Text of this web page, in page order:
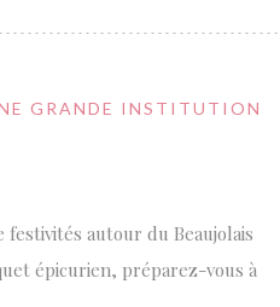
GRANDE INSTITUTION
autour du Beaujolais
épicurien, préparez-vous à